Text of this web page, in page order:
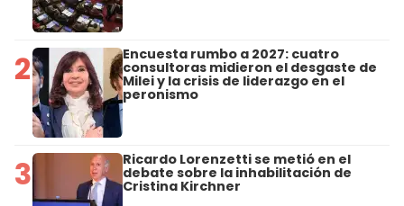
2 Encuesta rumbo a 2027: cuatro
consultoras midieron el desgaste de
Milei y la crisis de liderazgo en el
peronismo
3 Ricardo Lorenzetti se metió en el
debate sobre la inhabilitación de
Cristina Kirchner